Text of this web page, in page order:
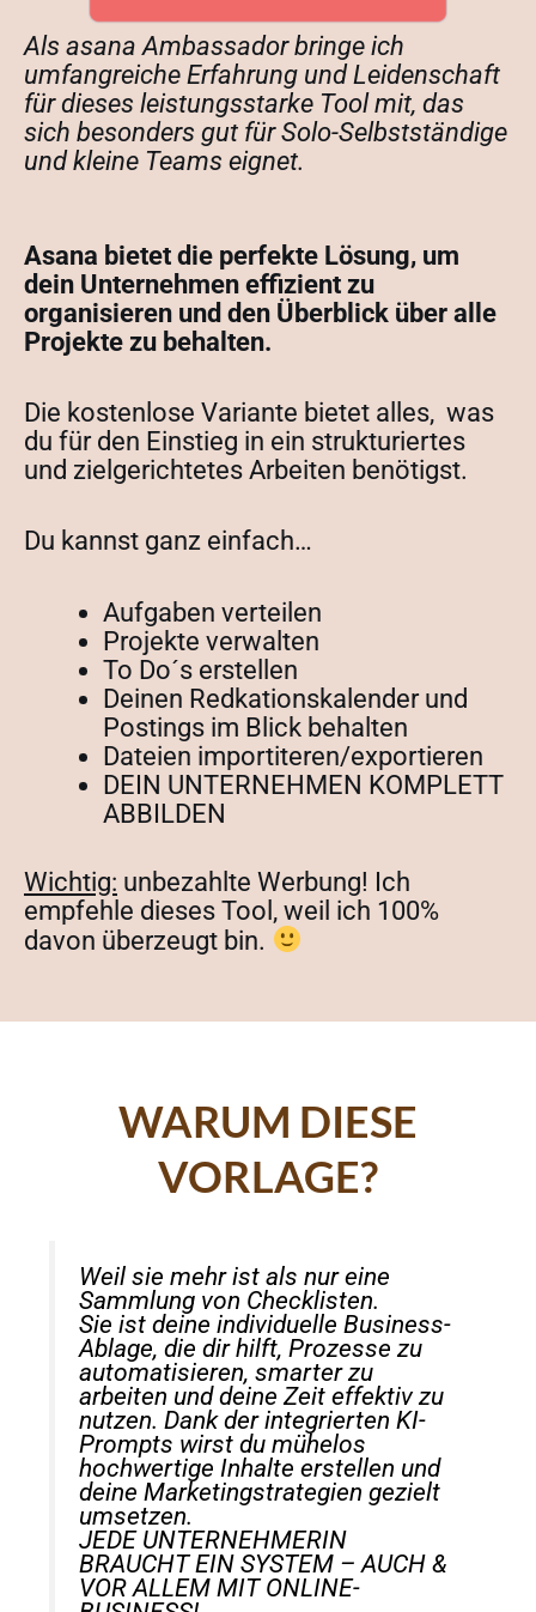
Als asana Ambassador bringe ich
umfangreiche Erfahrung und Leidenschaft
für dieses leistungsstarke Tool mit, das
sich besonders gut für Solo-Selbstständige
und kleine Teams eignet.
Asana bietet die perfekte Lösung, um
dein Unternehmen effizient zu
organisieren und den Überblick über alle
Projekte zu behalten.
Die kostenlose Variante bietet alles, was
du für den Einstieg in ein strukturiertes
und zielgerichtetes Arbeiten benötigst.
Du kannst ganz einfach…
Aufgaben verteilen
Projekte verwalten
To Do´s erstellen
Deinen Redkationskalender und
Postings im Blick behalten
Dateien importiteren/exportieren
DEIN UNTERNEHMEN KOMPLETT
ABBILDEN
Wichtig: unbezahlte Werbung! Ich
empfehle dieses Tool, weil ich 100%
davon überzeugt bin.
WARUM DIESE
VORLAGE?
Weil sie mehr ist als nur eine
Sammlung von Checklisten.
Sie ist deine individuelle Business-
Ablage, die dir hilft, Prozesse zu
automatisieren, smarter zu
arbeiten und deine Zeit effektiv zu
nutzen. Dank der integrierten KI-
Prompts wirst du mühelos
hochwertige Inhalte erstellen und
deine Marketingstrategien gezielt
umsetzen.
JEDE UNTERNEHMERIN
BRAUCHT EIN SYSTEM – AUCH &
VOR ALLEM MIT ONLINE-